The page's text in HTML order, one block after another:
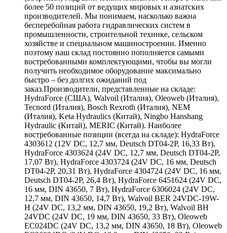
более 50 позиций от ведущих мировых и азиатских
производителей. Мы понимаем, насколько важна
бесперебойная работа гидравлических систем в
промышленности, строительной технике, сельском
хозяйстве и специальном машиностроении. Именно
поэтому наш склад постоянно пополняется самыми
востребованными комплектующими, чтобы вы могли
получить необходимое оборудование максимально
быстро – без долгих ожиданий под
заказ.Производители, представленные на складе:
HydraForce (США), Walvoil (Италия), Oleoweb (Италия),
Tecnord (Италия), Bosch Rexroth (Италия), NEM
(Италия), Keta Hydraulics (Китай), Ningbo Hanshang
Hydraulic (Китай), MERIC (Китай). Наиболее
востребованные позиции (всегда на складе): HydraForce
4303612 (12V DC, 12,7 мм, Deutsch DT04-2P, 16,33 Вт),
HydraForce 4303624 (24V DC, 12,7 мм, Deutsch DT04-2P,
17,07 Вт), HydraForce 4303724 (24V DC, 16 мм, Deutsch
DT04-2P, 20,31 Вт), HydraForce 4304724 (24V DC, 16 мм,
Deutsch DT04-2P, 26,4 Вт), HydraForce 6451624 (24V DC,
16 мм, DIN 43650, 7 Вт), HydraForce 6306024 (24V DC,
12,7 мм, DIN 43650, 14,7 Вт), Walvoil BER 24VDC-19W-
H (24V DC, 13,2 мм, DIN 43650, 19,2 Вт), Walvoil BH
24VDC (24V DC, 19 мм, DIN 43650, 33 Вт), Oleoweb
EC024DC (24V DC, 13,2 мм, DIN 43650, 18 Вт), Oleoweb